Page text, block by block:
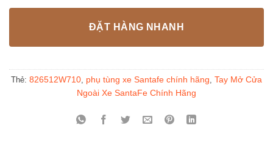
ĐẶT HÀNG NHANH
Thẻ: 826512W710 phụ tùng xe Santafe chính hãng Tay Mở Cửa
Ngoài Xe SantaFe Chính Hãng